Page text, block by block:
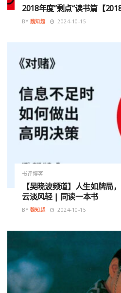
2018年度”剩点“读书篇【
BY 魏知超 2024-10-15
书评博客
【吴晓波频道】人生如牌局
云淡风轻 | 同读一本书
BY 魏知超 2024-10-15